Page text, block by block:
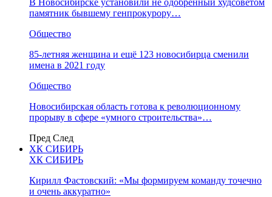
В Новосибирске установили не одобренный худсоветом
памятник бывшему генпрокурору…
Общество
85-летняя женщина и ещё 123 новосибирца сменили
имена в 2021 году
Общество
Новосибирская область готова к революционному
прорыву в сфере «умного строительства»…
Пред След
ХК СИБИРЬ
ХК СИБИРЬ
Кирилл Фастовский: «Мы формируем команду точечно
и очень аккуратно»